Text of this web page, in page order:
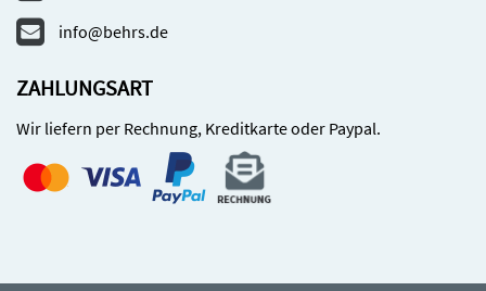
info@behrs.de
ZAHLUNGSART
Wir liefern per Rechnung, Kreditkarte oder Paypal.